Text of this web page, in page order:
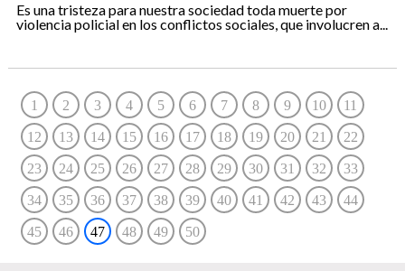
Es una tristeza para nuestra sociedad toda muerte por
violencia policial en los conflictos sociales, que involucren a...
1 2 3 4 5 6 7 8 9 10 11
12 13 14 15 16 17 18 19 20 21 22
23 24 25 26 27 28 29 30 31 32 33
34 35 36 37 38 39 40 41 42 43 44
45 46 47 48 49 50